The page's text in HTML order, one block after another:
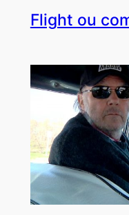
Flight ou